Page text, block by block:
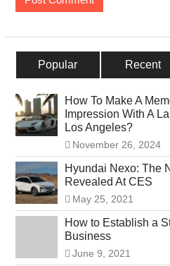
Popular Recent
How To Make A
Impression With A
Los Angeles?
November 26, 2024
Hyundai Nexo: The
Revealed At CES
May 25, 2021
How to Establish a
Business
June 9, 2021